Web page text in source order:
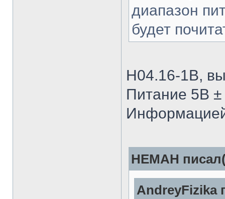
диапазон
будет
Н04.16-1В,
Питание 5В ±
HEMAH
AndreyFizika